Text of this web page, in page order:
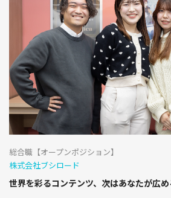
総合職【オープンポジション】
株式会社ブシロード
世界を彩るコンテンツ、次はあなたが広め